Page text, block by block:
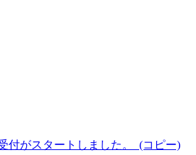
付がスタートしました。 (コピー)